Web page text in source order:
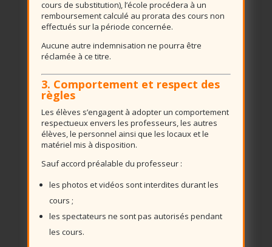
cours de substitution), l’école procédera à un
remboursement calculé au prorata des cours non
effectués sur la période concernée.
Aucune autre indemnisation ne pourra être
réclamée à ce titre.
3. Comportement et respect des
règles
Les élèves s’engagent à adopter un comportement
respectueux envers les professeurs, les autres
élèves, le personnel ainsi que les locaux et le
matériel mis à disposition.
Sauf accord préalable du professeur :
les photos et vidéos sont interdites durant les
cours ;
les spectateurs ne sont pas autorisés pendant
les cours.